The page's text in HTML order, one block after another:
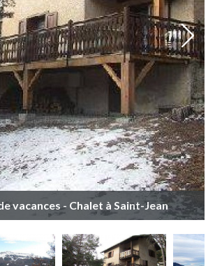
vacances - Chalet à Saint-Jean